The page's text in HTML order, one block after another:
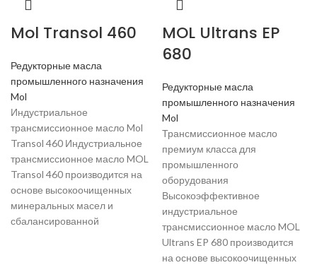
Mol Transol 460
Редукторные масла
промышленного назначения
Mol
Индустриальное
трансмиссионное масло Mol
Transol 460 Индустриальное
трансмиссионное масло MOL
Transol 460 производится на
основе высокоочищенных
минеральных масел и
сбалансированной
MOL Ultrans EP
680
Редукторные масла
промышленного назначения
Mol
Трансмиссионное масло
премиум класса для
промышленного
оборудования
Высокоэффективное
индустриальное
трансмиссионное масло MOL
Ultrans EP 680 производится
на основе высокоочищенных